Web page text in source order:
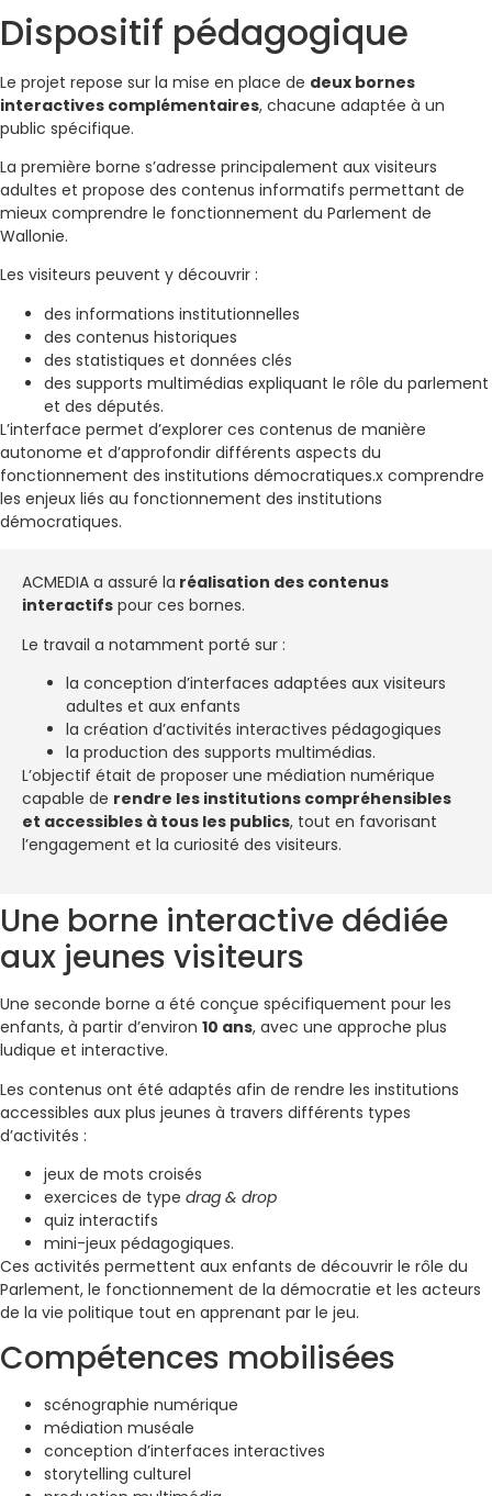
Dispositif pédagogique
Le projet repose sur la mise en place de deux bornes
interactives complémentaires, chacune adaptée à un
public spécifique.
La première borne s’adresse principalement aux visiteurs
adultes et propose des contenus informatifs permettant de
mieux comprendre le fonctionnement du Parlement de
Wallonie.
Les visiteurs peuvent y découvrir :
des informations institutionnelles
des contenus historiques
des statistiques et données clés
des supports multimédias expliquant le rôle du parlement
et des députés.
L’interface permet d’explorer ces contenus de manière
autonome et d’approfondir différents aspects du
fonctionnement des institutions démocratiques.x comprendre
les enjeux liés au fonctionnement des institutions
démocratiques.
ACMEDIA a assuré la réalisation des contenus
interactifs pour ces bornes.
Le travail a notamment porté sur :
la conception d’interfaces adaptées aux visiteurs
adultes et aux enfants
la création d’activités interactives pédagogiques
la production des supports multimédias.
L’objectif était de proposer une médiation numérique
capable de rendre les institutions compréhensibles
et accessibles à tous les publics, tout en favorisant
l’engagement et la curiosité des visiteurs.
Une borne interactive dédiée
aux jeunes visiteurs
Une seconde borne a été conçue spécifiquement pour les
enfants, à partir d’environ 10 ans, avec une approche plus
ludique et interactive.
Les contenus ont été adaptés afin de rendre les institutions
accessibles aux plus jeunes à travers différents types
d’activités :
jeux de mots croisés
exercices de type drag & drop
quiz interactifs
mini-jeux pédagogiques.
Ces activités permettent aux enfants de découvrir le rôle du
Parlement, le fonctionnement de la démocratie et les acteurs
de la vie politique tout en apprenant par le jeu.
Compétences mobilisées
scénographie numérique
médiation muséale
conception d’interfaces interactives
storytelling culturel